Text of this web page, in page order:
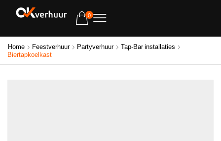
0
Home Feestverhuur Partyverhuur
Tap-Bar installaties
Biertapkoelkast